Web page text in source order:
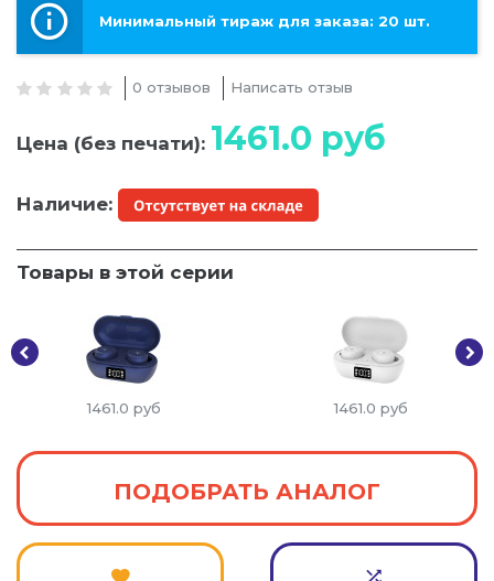
Минимальный тираж для заказа: 20 шт.
0 отзывов Написать отзыв
Цена (без печати): 1461.0 руб
Наличие:
Товары в этой серии
1461.0 руб 1461.0 руб
ПОДОБРАТЬ АНАЛОГ